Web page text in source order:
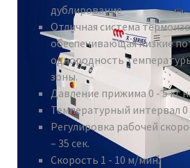
дублирование
Отличная система
обеспечивающая низкие
однородность
зоны.
Давление прижима 0 - 5 кг
Температурный интервал 0
Регулировка рабочей
– 35 сек.
Скорость 1 - 10 м/мин.